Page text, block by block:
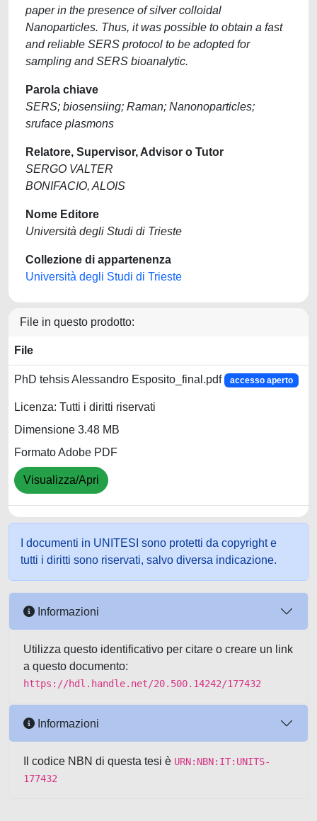
paper in the presence of silver colloidal
Nanoparticles. Thus, it was possible to obtain a fast
and reliable SERS protocol to be adopted for
sampling and SERS bioanalytic.
Parola chiave
SERS; biosensiing; Raman; Nanonoparticles;
sruface plasmons
Relatore, Supervisor, Advisor o Tutor
SERGO VALTER
BONIFACIO, ALOIS
Nome Editore
Università degli Studi di Trieste
Collezione di appartenenza
Università degli Studi di Trieste
File in questo prodotto:
File
PhD tehsis Alessandro Esposito_final.pdf accesso aperto
Licenza: Tutti i diritti riservati
Dimensione 3.48 MB
Formato Adobe PDF
Visualizza/Apri
I documenti in UNITESI sono protetti da copyright e
tutti i diritti sono riservati, salvo diversa indicazione.
Informazioni
Utilizza questo identificativo per citare o creare un link
a questo documento:
https://hdl.handle.net/20.500.14242/177432
Informazioni
Il codice NBN di questa tesi è URN:NBN:IT:UNITS-
177432